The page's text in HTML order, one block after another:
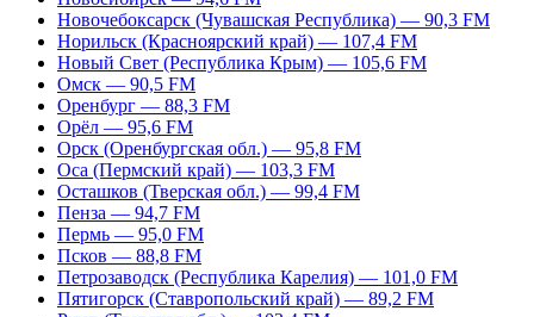
Новочебоксарск (Чувашская Республика) — 90,3 FM
Норильск (Красноярский край) — 107,4 FM
Новый Свет (Республика Крым) — 105,6 FM
Омск — 90,5 FM
Оренбург — 88,3 FM
Орёл — 95,6 FM
Орск (Оренбургская обл.) — 95,8 FM
Оса (Пермский край) — 103,3 FM
Осташков (Тверская обл.) — 99,4 FM
Пенза — 94,7 FM
Пермь — 95,0 FM
Псков — 88,8 FM
Петрозаводск (Республика Карелия) — 101,0 FM
Пятигорск (Ставропольский край) — 89,2 FM